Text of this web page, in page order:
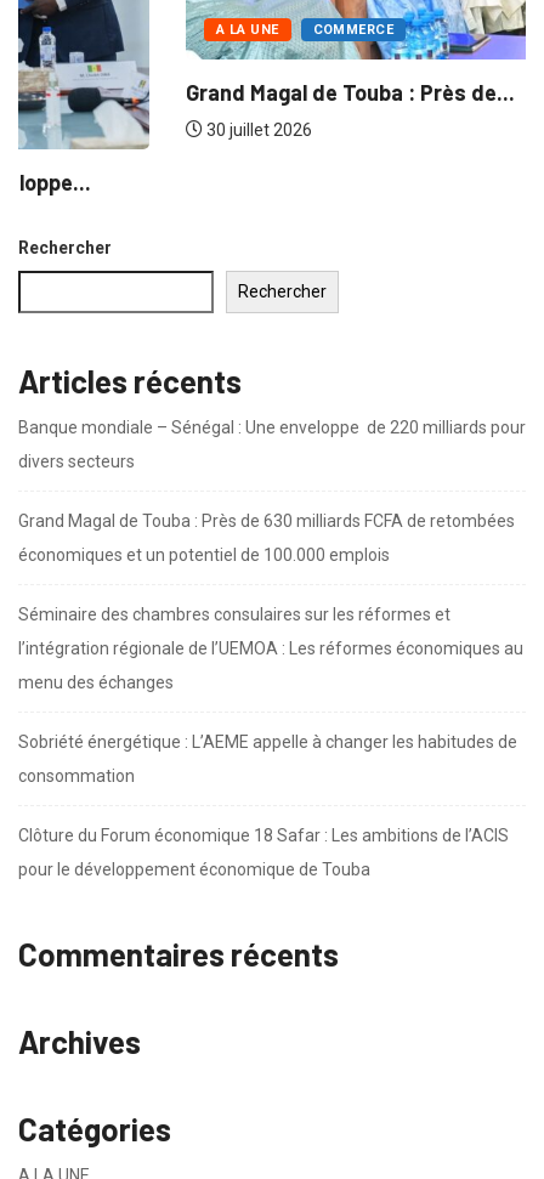
A LA UNE ACTU-CHAMBRES
Séminaire des chambres consulaires sur les
réformes...
Rechercher
Rechercher
Articles récents
Banque mondiale – Sénégal : Une enveloppe de 220 milliards pour
divers secteurs
Grand Magal de Touba : Près de 630 milliards FCFA de retombées
économiques et un potentiel de 100.000 emplois
Séminaire des chambres consulaires sur les réformes et
l’intégration régionale de l’UEMOA : Les réformes économiques au
menu des échanges
Sobriété énergétique : L’AEME appelle à changer les habitudes de
consommation
Clôture du Forum économique 18 Safar : Les ambitions de l’ACIS
pour le développement économique de Touba
Commentaires récents
Archives
Catégories
A LA UNE